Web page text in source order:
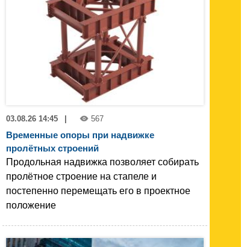
03.08.26 14:45 | 567
Временные опоры при надвижке
пролётных строений
Продольная надвижка позволяет собирать
пролётное строение на стапеле и
постепенно перемещать его в проектное
положение